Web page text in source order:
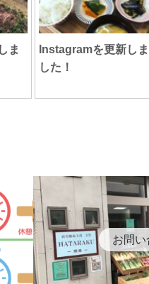
ま
Instagramを更新しま
した！
お問